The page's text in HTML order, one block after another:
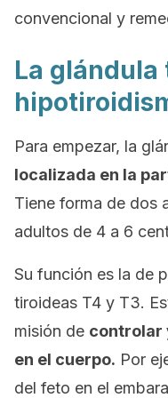
convencional y
La glándula
Para empezar, la
localizada en la
Tiene forma de dos
adultos de 4 a 6
Su función es la de
tiroideas T4 y T3.
misión de controlar
en el cuerpo. Por
del feto en el